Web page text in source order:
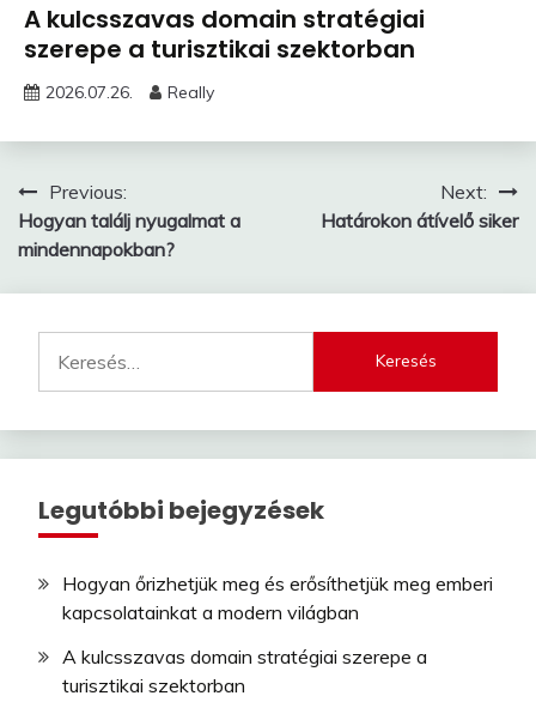
A kulcsszavas domain stratégiai
szerepe a turisztikai szektorban
2026.07.26. Really
Bejegyzés
navigáció
Previous:
Hogyan találj nyugalmat a
mindennapokban?
Next:
Határokon átívelő siker
Legutóbbi bejegyzések
Hogyan őrizhetjük meg és erősíthetjük meg emberi
kapcsolatainkat a modern világban
A kulcsszavas domain stratégiai szerepe a
turisztikai szektorban